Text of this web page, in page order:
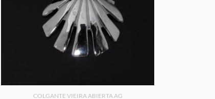
COLGANTE VIEIRA ABIERTA AG